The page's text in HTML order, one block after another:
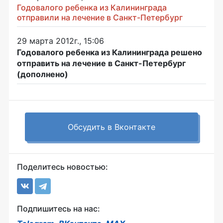
Годовалого ребенка из Калининграда
отправили на лечение в Санкт-Петербург
29 марта 2012г., 15:06
Годовалого ребенка из Калининграда решено
отправить на лечение в Санкт-Петербург
(дополнено)
Обсудить в Вконтакте
Поделитесь новостью:
Подпишитесь на нас: